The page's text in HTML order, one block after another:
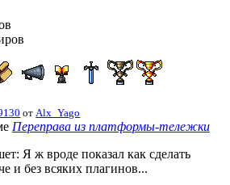
отAlx_Yago
Переправа из платформы-тележки
Я ж вроде показал как сделать
и без всяких плагинов...